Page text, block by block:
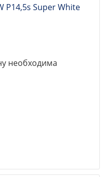
P14,5s Super White
необходима